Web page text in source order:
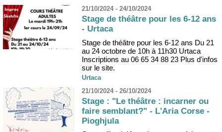
21/10/2024 - 24/10/2024
Stage de théâtre pour les 6-12 ans
- Urtaca
Stage de théâtre pour les 6-12 ans Du 21
au 24 octobre de 10h à 11h30 Urtaca
Inscriptions au 06 65 34 88 23 Plus d'infos
sur le site.
Urtaca
21/10/2024 - 26/10/2024
Stage : "Le théâtre : incarner ou
faire semblant?" - L'Aria Corse -
Pioghjula